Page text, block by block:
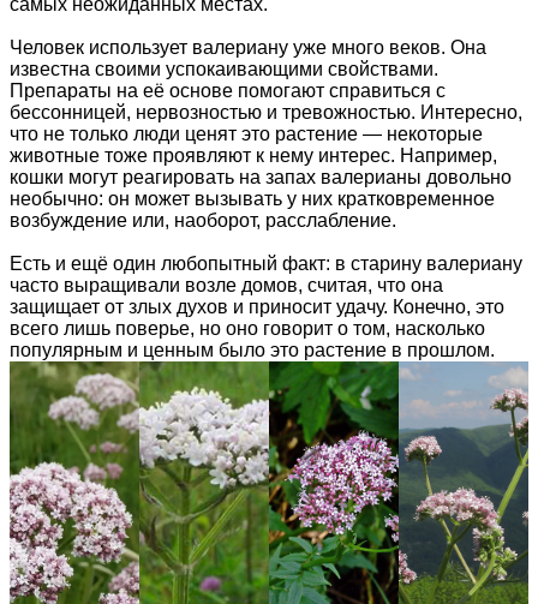
Человек использует валериану уже много веков. Она
известна своими успокаивающими свойствами.
Препараты на её основе помогают справиться с
бессонницей, нервозностью и тревожностью. Интересно,
что не только люди ценят это растение — некоторые
животные тоже проявляют к нему интерес. Например,
кошки могут реагировать на запах валерианы довольно
необычно: он может вызывать у них кратковременное
возбуждение или, наоборот, расслабление.
Есть и ещё один любопытный факт: в старину валериану
часто выращивали возле домов, считая, что она
защищает от злых духов и приносит удачу. Конечно, это
всего лишь поверье, но оно говорит о том, насколько
популярным и ценным было это растение в прошлом.